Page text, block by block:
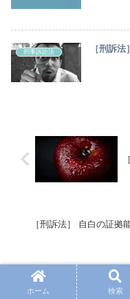
刑事訴訟法 ［刑訴
［刑訴法］ 自白の証拠
コメント
ホーム 検索